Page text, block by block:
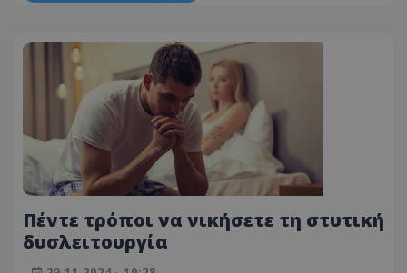
Πέντε τρόποι να νικήσετε τη στυτική
δυσλειτουργία